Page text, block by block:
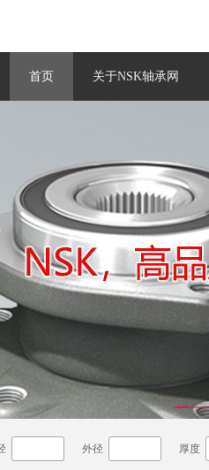
首页 关于NSK轴承网
1 2
外径 厚度